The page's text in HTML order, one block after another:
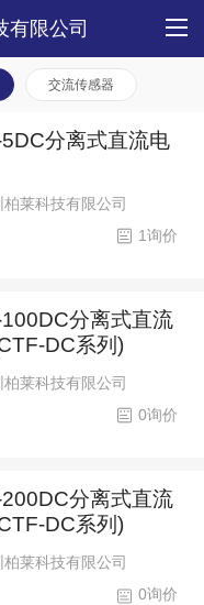
有限公司
交流传感器
分离式直流电
莱科技有限公司
1询价
分离式直流
DC系列)
莱科技有限公司
0询价
分离式直流
DC系列)
莱科技有限公司
0询价